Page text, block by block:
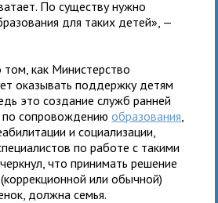
По существу нужно
для таких детей», —
как Министерство
оказывать поддержку детям
это создание служб ранней
по сопровождениюобразования
и социализации,
по работе с такими
что принимать решение
или обычной)
должна семья.